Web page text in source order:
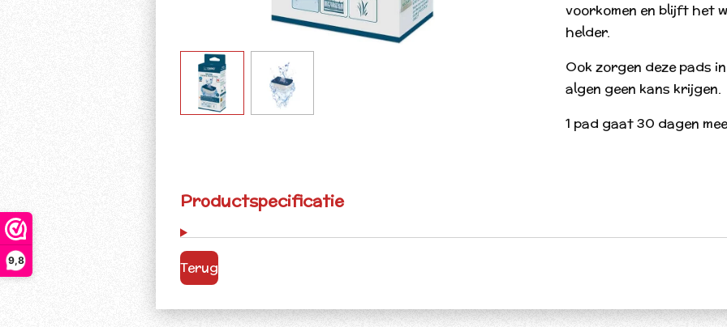
9,8
voorkomen en blijft het
helder.
Ook zorgen deze pads
algen geen kans krijgen.
1 pad gaat 30 dagen
Productspecificatie
Terug